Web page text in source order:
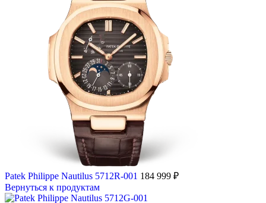
Patek Philippe Nautilus 5712R-001 184 999 ₽
Вернуться к продуктам